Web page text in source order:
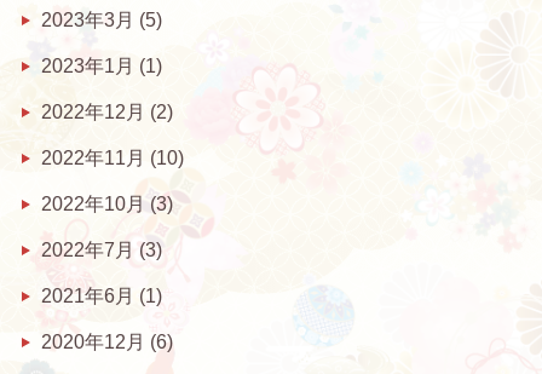
2023年3月 (5)
2023年1月 (1)
2022年12月 (2)
2022年11月 (10)
2022年10月 (3)
2022年7月 (3)
2021年6月 (1)
2020年12月 (6)